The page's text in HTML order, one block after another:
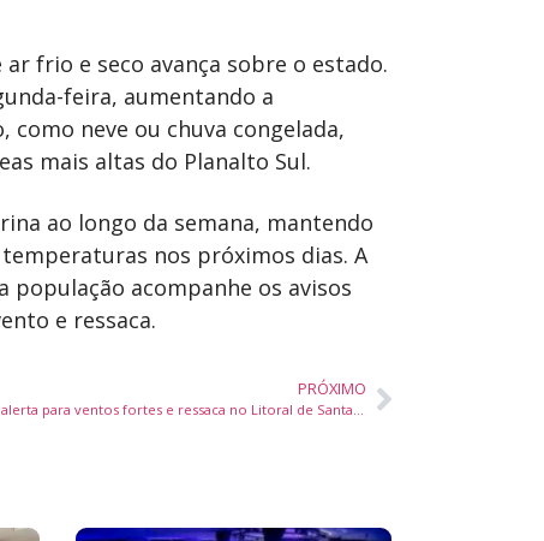
frio e seco avança sobre o estado.
feira, aumentando a
neve ou chuva congelada,
mais altas do Planalto Sul.
ao longo da semana, mantendo
nos próximos dias. A
população acompanhe os avisos
e ressaca.
PRÓXIMO
Defesa Civil emite alerta para ventos fortes e ressaca no Litoral de Santa Catarina